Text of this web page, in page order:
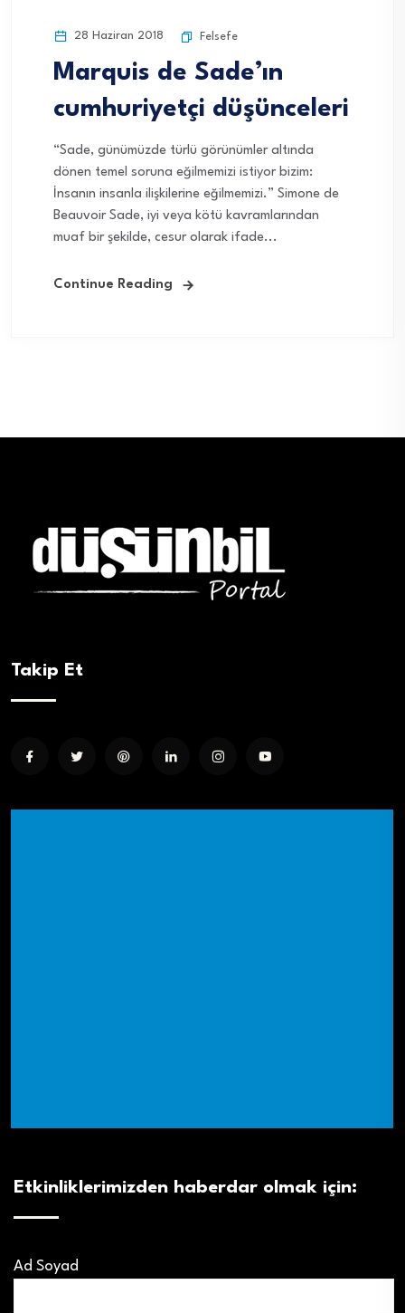
28 Haziran 2018 Felsefe
Marquis de Sade’ın
cumhuriyetçi düşünceleri
“Sade, günümüzde türlü görünümler altında
dönen temel soruna eğilmemizi istiyor bizim:
İnsanın insanla ilişkilerine eğilmemizi.” Simone de
Beauvoir Sade, iyi veya kötü kavramlarından
muaf bir şekilde, cesur olarak ifade...
Continue Reading
Takip Et
Etkinliklerimizden haberdar olmak için:
Ad Soyad